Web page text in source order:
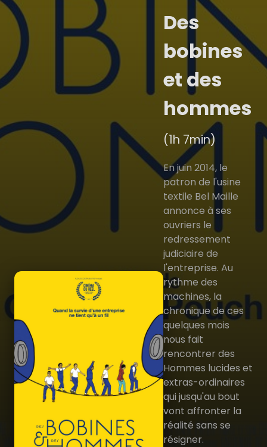
Des
bobines
et des
hommes
(1h 7min)
En juin 2014, le
patron de l'usine
textile Bel Maille
annonce à ses
ouvriers le
redressement
judiciaire de
l'entreprise. Au
rythme des
machines, la
chronique de ces
quelques mois
nous fait
rencontrer des
Hommes lucides et
extras-ordinaires
qui jusqu'au bout
vont affronter la
réalité sans se
résigner.